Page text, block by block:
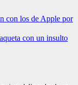
con los de Apple por
con un insulto